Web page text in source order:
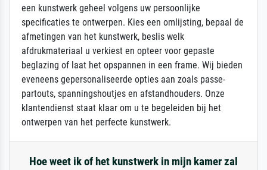
een kunstwerk geheel volgens uw persoonlijke
specificaties te ontwerpen. Kies een omlijsting, bepaal de
afmetingen van het kunstwerk, beslis welk
afdrukmateriaal u verkiest en opteer voor gepaste
beglazing of laat het opspannen in een frame. Wij bieden
eveneens gepersonaliseerde opties aan zoals passe-
partouts, spanningshoutjes en afstandhouders. Onze
klantendienst staat klaar om u te begeleiden bij het
ontwerpen van het perfecte kunstwerk.
Hoe weet ik of het kunstwerk in mijn kamer zal